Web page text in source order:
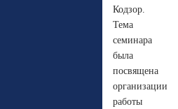
Кодзор.
Тема
семинара
была
посвящена
организации
работы